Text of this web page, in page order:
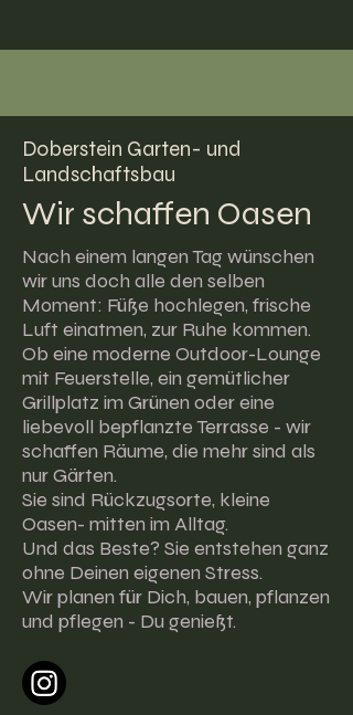
Doberstein Garten- und
Landschaftsbau
Wir schaffen Oasen
Nach einem langen Tag wünschen
wir uns doch alle den selben
Moment: Füße hochlegen, frische
Luft einatmen, zur Ruhe kommen.
Ob eine moderne Outdoor-Lounge
mit Feuerstelle, ein gemütlicher
Grillplatz im Grünen oder eine
liebevoll bepflanzte Terrasse - wir
schaffen Räume, die mehr sind als
nur Gärten.
Sie sind Rückzugsorte, kleine
Oasen- mitten im Alltag.
Und das Beste? Sie entstehen ganz
ohne Deinen eigenen Stress.
​Wir planen für Dich, bauen, pflanzen
und pflegen - Du genießt.